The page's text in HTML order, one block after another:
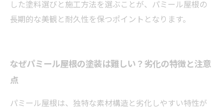
した塗料選びと施工方法を選ぶことが、パミール屋根の
長期的な美観と耐久性を保つポイントとなります。
なぜパミール屋根の塗装は難しい？劣化の特徴と注意
点
パミール屋根は、独特な素材構造と劣化しやすい特性が